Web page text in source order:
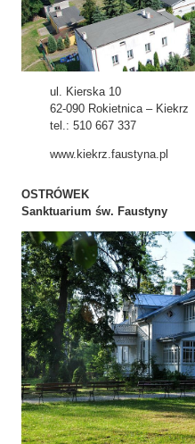
ul. Kierska 10
62-090 Rokietnica – Kiekrz
tel.: 510 667 337
www.kiekrz.faustyna.pl
OSTRÓWEK
Sanktuarium św. Faustyny